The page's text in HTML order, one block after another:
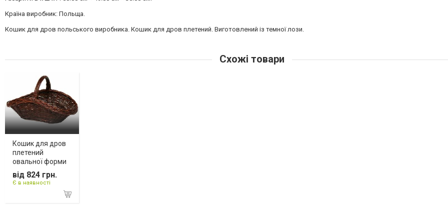
Країна виробник: Польща.
Кошик для дров польського виробника. Кошик для дров плетений. Виготовлений ​​із темної лози.
Схожі товари
Кошик для дров
плетений
овальної форми
від 824 грн.
Є в наявності